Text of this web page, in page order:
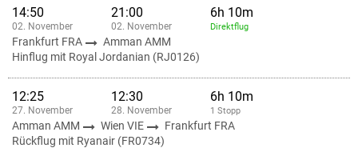
14:50
02. November
21:00
02. November
6h 10m
Direktflug
Frankfurt FRA
Amman AMM
Hinflug mit Royal Jordanian (RJ0126)
12:25
27. November
12:30
28. November
6h 10m
1 Stopp
Amman AMM Wien VIE
Frankfurt FRA
Rückflug mit Ryanair (FR0734)